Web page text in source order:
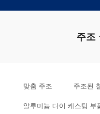
주조
맞춤 주조 주조된
알루미늄 다이 캐스팅 부